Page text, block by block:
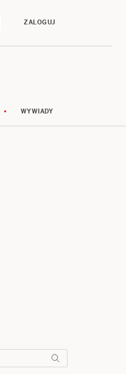
ZALOGUJ
WYWIADY